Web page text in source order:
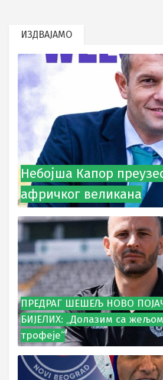
ИЗДВАЈАМО
Небојша Капор
афричког великана
ПРЕДРАГ ШЕШЕЉ НОВО
БИЈЕЛИХ: „Долазим са
трофеје“